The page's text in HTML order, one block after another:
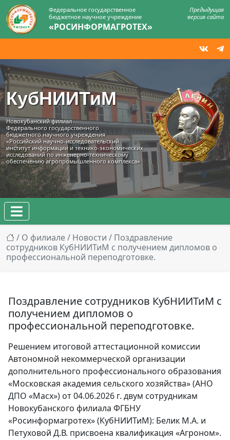
Федеральное государственное
бюджетное научное учреждение
«РОСИНФОРМАГРОТЕХ»
Предыдущая
версия сайта
КубНИИТиМ
Новокубанский филиал
Федерального государственного
бюджетного научного учреждения
«Российский научно-исследовательский
институт информации и технико‑экономических
исследований по инженерно‑техническому
обеспечению агропромышленного комплекса»
/ О филиале/ Новости / Поздравление
сотрудников КубНИИТиМ с получением дипломов о
профессиональной переподготовке.
Поздравление сотрудников КубНИИТиМ с
получением дипломов о
профессиональной переподготовке.
Решением итоговой аттестационной комиссии
Автономной некоммерческой организации
дополнительного профессионального образования
«Московская академия сельского хозяйства» (АНО
ДПО «Масх») от 04.06.2026 г. двум сотрудникам
Новокубанского филиала ФГБНУ
«Росинформагротех» (КубНИИТиМ): Белик М.А. и
Петуховой Д.В. присвоена квалификация «Агроном».